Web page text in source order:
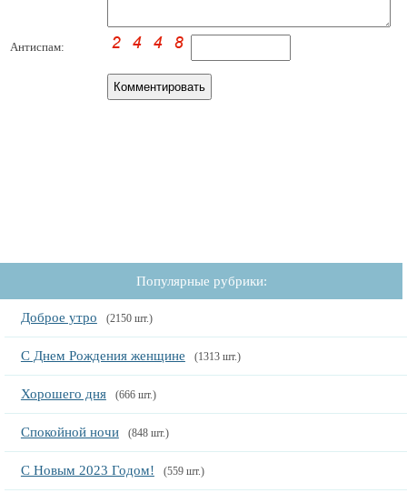
Антиспам:
Популярные рубрики:
Доброе утро (2150 шт.)
С Днем Рождения женщине (1313 шт.)
Хорошего дня (666 шт.)
Спокойной ночи (848 шт.)
С Новым 2023 Годом! (559 шт.)